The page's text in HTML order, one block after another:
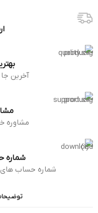
آخرین
مشاوره
شماره
شماره حساب های